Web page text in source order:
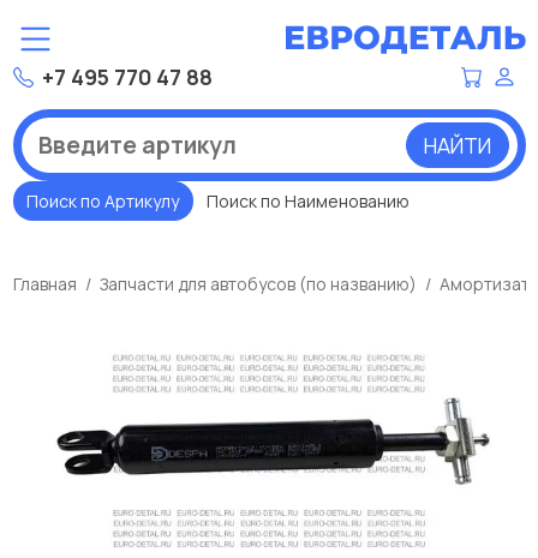
+7 495 770 47 88
НАЙТИ
Поиск по Артикулу Поиск по Наименованию
Главная Запчасти для автобусов (по названию)